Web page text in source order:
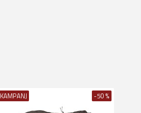
KAMPANJ -50 %